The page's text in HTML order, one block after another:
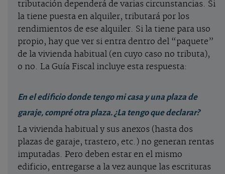
tributación dependerá de varias circunstancias. Si
la tiene puesta en alquiler, tributará por los
rendimientos de ese alquiler. Si la tiene para uso
propio, hay que ver si entra dentro del “paquete”
de la vivienda habitual (en cuyo caso no tributa),
o no. La Guía Fiscal incluye esta respuesta:
En el edificio donde tengo mi casa y una plaza de
garaje, compré otra plaza. ¿La tengo que declarar?
La vivienda habitual y sus anexos (hasta dos
plazas de garaje, trastero, etc.) no generan rentas
imputadas. Pero deben estar en el mismo
edificio, entregarse a la vez aunque las escrituras